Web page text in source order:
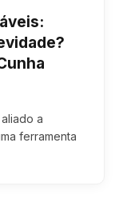
a
ferramenta